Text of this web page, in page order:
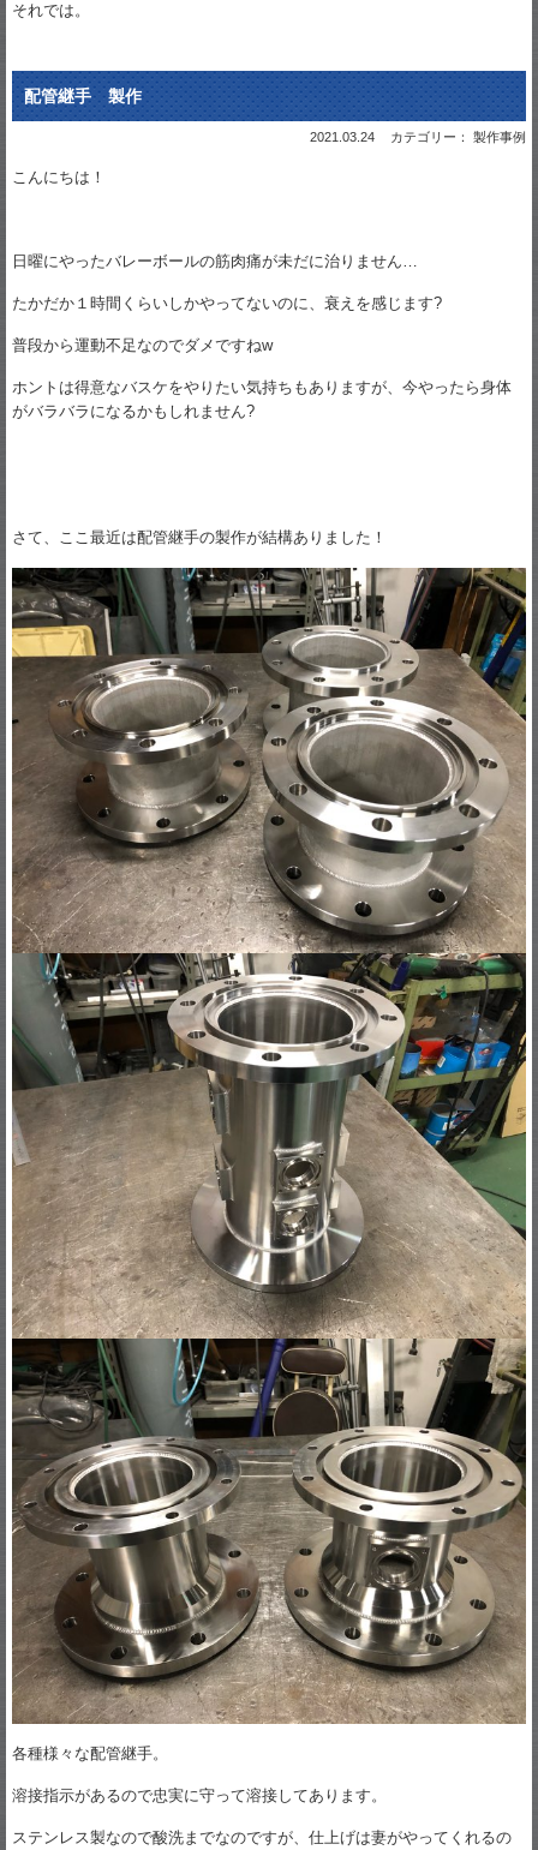
それでは。
配管継手 製作
2021.03.24 カテゴリー： 製作事例
こんにちは！
日曜にやったバレーボールの筋肉痛が未だに治りません…
たかだか１時間くらいしかやってないのに、衰えを感じます?
普段から運動不足なのでダメですねw
ホントは得意なバスケをやりたい気持ちもありますが、今やったら身体
がバラバラになるかもしれません?
さて、ここ最近は配管継手の製作が結構ありました！
各種様々な配管継手。
溶接指示があるので忠実に守って溶接してあります。
ステンレス製なので酸洗までなのですが、仕上げは妻がやってくれるの